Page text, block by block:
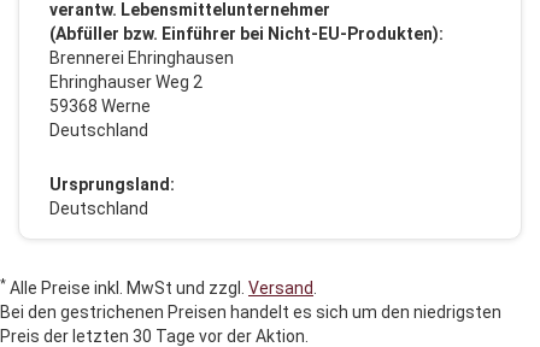
verantw. Lebensmittelunternehmer
(Abfüller bzw. Einführer bei Nicht-EU-Produkten):
Brennerei Ehringhausen
Ehringhauser Weg 2
59368 Werne
Deutschland
Ursprungsland:
Deutschland
* Alle Preise inkl. MwSt und zzgl. Versand
Bei den gestrichenen Preisen handelt es sich um den niedrigsten
Preis der letzten 30 Tage vor der Aktion.